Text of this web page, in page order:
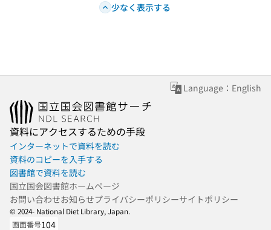
少なく表示する
Language：English
資料にアクセスするための手段
インターネットで資料を読む
資料のコピーを入手する
図書館で資料を読む
国立国会図書館ホームページ
お問い合わせお知らせプライバシーポリシーサイトポリシー
© 2024- National Diet Library, Japan.
画面番号104